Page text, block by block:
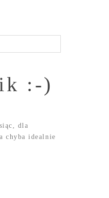
:-)
dla
chyba idealnie